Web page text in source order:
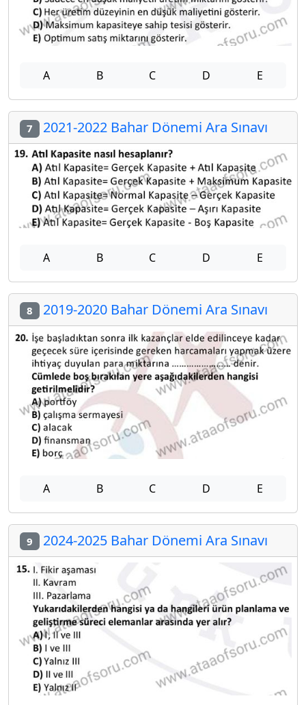
A B C D E
7 2021-2022 Bahar Dönemi Ara Sınavı
A B C D E
8 2019-2020 Bahar Dönemi Ara Sınavı
A B C D E
9 2024-2025 Bahar Dönemi Ara Sınavı